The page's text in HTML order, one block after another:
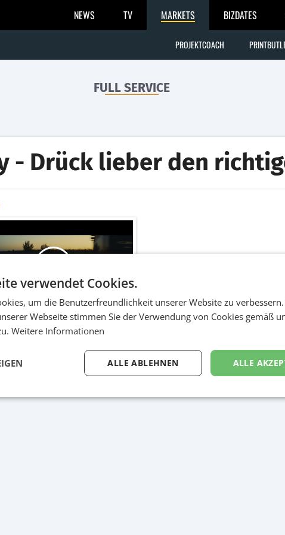
NEWS TV MARKETS BIZDATES
PROJEKTCOACH
FULL SERVICE
- Drück lieber den
/ Werbespot TV
verwendet Cookies.
um die Benutzerfreundlichkeit unserer Website zu
Webseite stimmen Sie der Verwendung von Cookies gemäß
Weitere Informationen
ALLE
ALLE ABLEHNEN